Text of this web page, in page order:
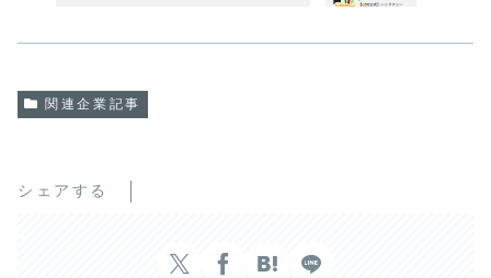
関連企業記事
シェアする